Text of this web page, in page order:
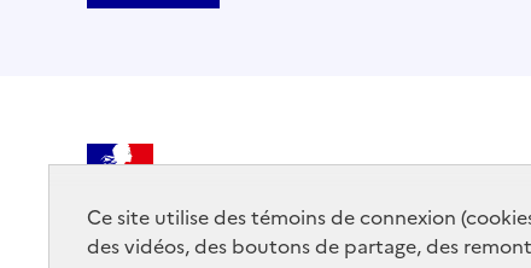
Ce site utilise des témoins de connexion
des vidéos, des boutons de partage, des
DE LA CULTURE